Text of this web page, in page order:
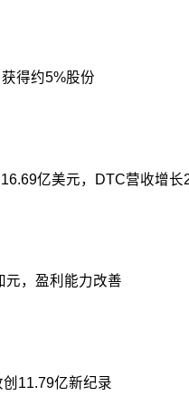
得约5%股份
亿美元，DTC营收增长
元，盈利能力改善
11.79亿新纪录